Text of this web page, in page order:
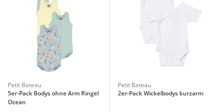
Petit Bateau
5er-Pack Bodys ohne Arm Ringel
Ozean
Petit Bateau
2er-Pack Wickelbodys kurzarm